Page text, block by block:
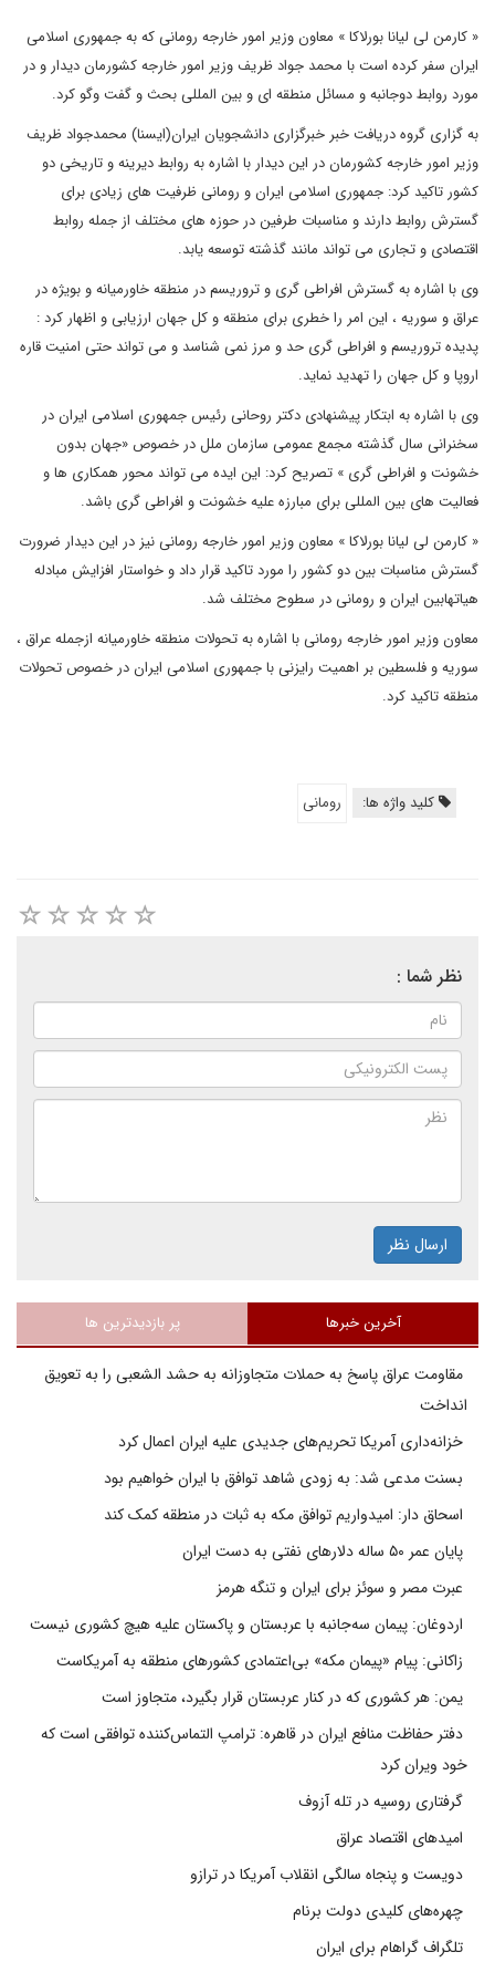
« کارمن لی لیانا بورلاکا » معاون وزیر امور خارجه رومانی که به جمهوری اسلامی
ایران سفر کرده است با محمد جواد ظریف وزیر امور خارجه کشورمان دیدار و در
مورد روابط دوجانبه و مسائل منطقه ای و بین المللی بحث و گفت وگو کرد.
به گزاری گروه دریافت خبر خبرگزاری دانشجویان ایران(ایسنا) محمدجواد ظریف
وزیر امور خارجه کشورمان در این دیدار با اشاره به روابط دیرینه و تاریخی دو
کشور تاکید کرد: جمهوری اسلامی ایران و رومانی ظرفیت های زیادی برای
گسترش روابط دارند و مناسبات طرفین در حوزه های مختلف از جمله روابط
اقتصادی و تجاری می تواند مانند گذشته توسعه یابد.
وی با اشاره به گسترش افراطی گری و تروریسم در منطقه خاورمیانه و بویژه در
عراق و سوریه ، این امر را خطری برای منطقه و کل جهان ارزیابی و اظهار کرد :
پدیده تروریسم و افراطی گری حد و مرز نمی شناسد و می تواند حتی امنیت قاره
اروپا و کل جهان را تهدید نماید.
وی با اشاره به ابتکار پیشنهادی دکتر روحانی رئیس جمهوری اسلامی ایران در
سخنرانی سال گذشته مجمع عمومی سازمان ملل در خصوص «جهان بدون
خشونت و افراطی گری » تصریح کرد: این ایده می تواند محور همکاری ها و
فعالیت های بین المللی برای مبارزه علیه خشونت و افراطی گری باشد.
« کارمن لی لیانا بورلاکا » معاون وزیر امور خارجه رومانی نیز در این دیدار ضرورت
گسترش مناسبات بین دو کشور را مورد تاکید قرار داد و خواستار افزایش مبادله
هیاتهابین ایران و رومانی در سطوح مختلف شد.
معاون وزیر امور خارجه رومانی با اشاره به تحولات منطقه خاورمیانه ازجمله عراق ،
سوریه و فلسطین بر اهمیت رایزنی با جمهوری اسلامی ایران در خصوص تحولات
منطقه تاکید کرد.
کلید واژه ها: رومانی
نظر شما :
ارسال نظر
آخرین خبرها پر بازدیدترین ها
مقاومت عراق پاسخ به حملات متجاوزانه به حشد الشعبی را به تعویق
انداخت
خزانه‌داری آمریکا تحریم‌های جدیدی علیه ایران اعمال کرد
بسنت مدعی شد: به زودی شاهد توافق با ایران خواهیم بود
اسحاق دار: امیدواریم توافق مکه به ثبات در منطقه کمک کند
پایان عمر ۵۰ ساله دلارهای نفتی به دست ایران
عبرت مصر و سوئز برای ایران و تنگه هرمز
اردوغان: پیمان سه‌جانبه با عربستان و پاکستان علیه هیچ کشوری نیست
زاکانی: پیام «پیمان مکه» بی‌اعتمادی کشورهای منطقه به آمریکاست
یمن: هر کشوری که در کنار عربستان قرار بگیرد، متجاوز است
دفتر حفاظت منافع ایران در قاهره: ترامپ التماس‌کننده توافقی است که
خود ویران کرد
گرفتاری روسیه در تله آزوف
امیدهای اقتصاد عراق
دویست و پنجاه سالگی انقلاب آمریکا در ترازو
چهره‌های کلیدی دولت برنام
تلگراف گراهام برای ایران